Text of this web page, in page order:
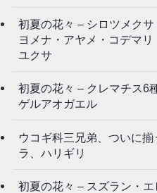
初夏の花々 – シロツメク
ヨメナ・アヤメ・コデマ
ユクサ
初夏の花々 – クレマチス6
ゲルアオガエル
ウコギ科三兄弟、ついに
ラ、ハリギリ
初夏の花々 – スズラン・